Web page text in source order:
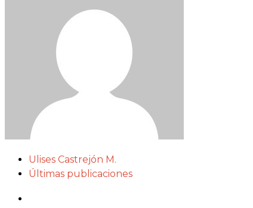
Ulises Castrejón M.
Últimas publicaciones